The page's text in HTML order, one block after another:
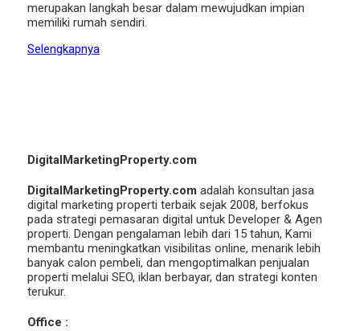
merupakan langkah besar dalam mewujudkan impian
memiliki rumah sendiri.
Selengkapnya
DigitalMarketingProperty.com
DigitalMarketingProperty.com adalah konsultan jasa
digital marketing properti terbaik sejak 2008, berfokus
pada strategi pemasaran digital untuk Developer & Agen
properti. Dengan pengalaman lebih dari 15 tahun, Kami
membantu meningkatkan visibilitas online, menarik lebih
banyak calon pembeli, dan mengoptimalkan penjualan
properti melalui SEO, iklan berbayar, dan strategi konten
terukur.
Office :